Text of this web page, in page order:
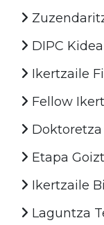
DIPC
Ikertzaile
Fellow
Etapa
Ikertzaile
Laguntza